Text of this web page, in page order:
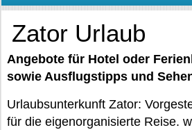
Zator Urlaub
Angebote für Hotel oder
sowie Ausflugstipps und
Urlaubsunterkunft Zator:
für die eigenorganisierte Reise.